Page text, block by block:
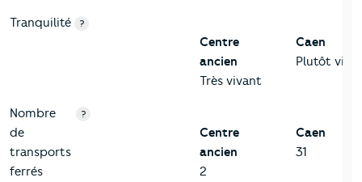
Tranquilité ?
Centre
ancien
Très vivant
Caen
Plutôt
Nombre
de
transports
ferrés
?
Centre
ancien
2
Caen
31